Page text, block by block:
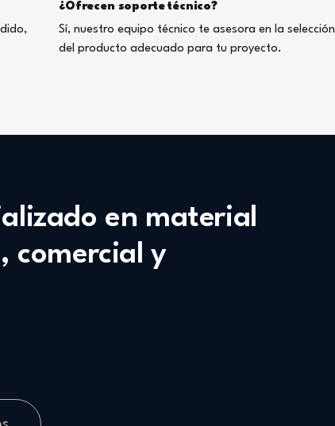
¿Ofrecen soporte técnico?
Sí, nuestro equipo técnico te asesora en la selección
del producto adecuado para tu proyecto.
en material
comercial y